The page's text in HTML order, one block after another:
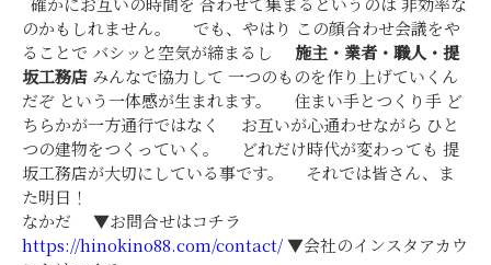
のかもしれません。 でも、やはり この顔合わせ会議をや
ることで バシッと空気が締まるし 施主・業者・職人・提
坂工務店 みんなで協力して 一つのものを作り上げていくん
だぞ という一体感が生まれます。 住まい手とつくり手 ど
ちらかが一方通行ではなく お互いが心通わせながら ひと
つの建物をつくっていく。 どれだけ時代が変わっても 提
坂工務店が大切にしている事です。 それでは皆さん、ま
た明日！
なかだ ▼お問合せはコチラ
https://hinokino88.com/contact/▼会社のインスタアカウ